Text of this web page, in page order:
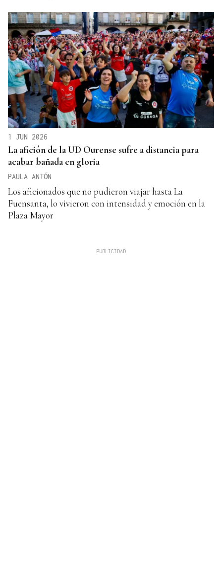
1 JUN 2026
La afición de la UD Ourense sufre a distancia para
acabar bañada en gloria
PAULA ANTÓN
Los aficionados que no pudieron viajar hasta La
Fuensanta, lo vivieron con intensidad y emoción en la
Plaza Mayor